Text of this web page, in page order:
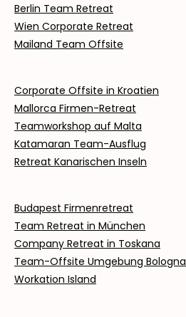
Berlin Team Retreat
Wien Corporate Retreat
Mailand Team Offsite
Corporate Offsite in Kroatien
Mallorca Firmen-Retreat
Teamworkshop auf Malta
Katamaran Team-Ausflug
Retreat Kanarischen Inseln
Budapest Firmenretreat
Team Retreat in München
Company Retreat in Toskana
Team-Offsite Umgebung Bologna
Workation Island